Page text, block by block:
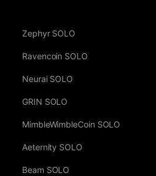
Zephyr SOLO
Ravencoin SOLO
Neurai SOLO
GRIN SOLO
MimbleWimbleCoin SOLO
Aeternity SOLO
Beam SOLO